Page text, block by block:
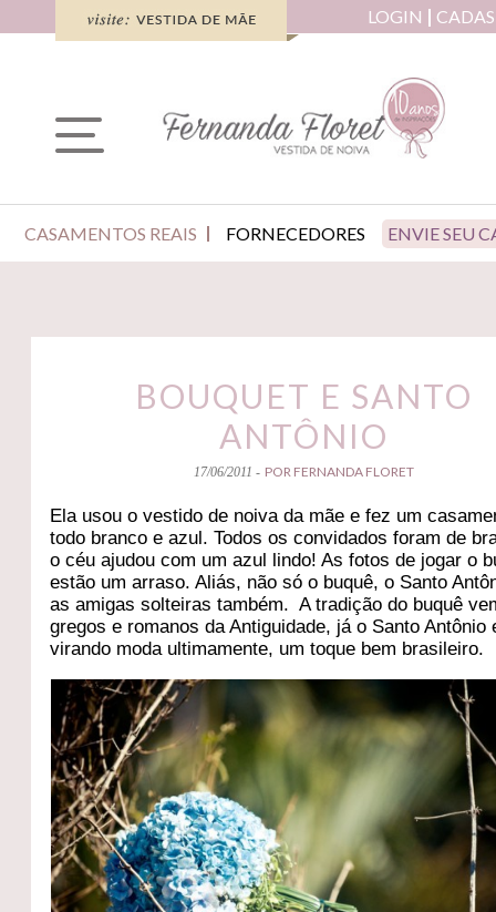
LOGIN
CASAMENTOS REAIS FORNECEDORES ENVIE SEU
BOUQUET E SANTO
ANTÔNIO
17/06/2011 - POR FERNANDA FLORET
Ela usou o vestido de noiva da mãe e fez um
todo branco e azul. Todos os convidados foram de
o céu ajudou com um azul lindo! As fotos de jogar o
estão um arraso. Aliás, não só o buquê, o Santo
as amigas solteiras também. A tradição do buquê
gregos e romanos da Antiguidade, já o Santo Antônio
virando moda ultimamente, um toque bem brasileiro.